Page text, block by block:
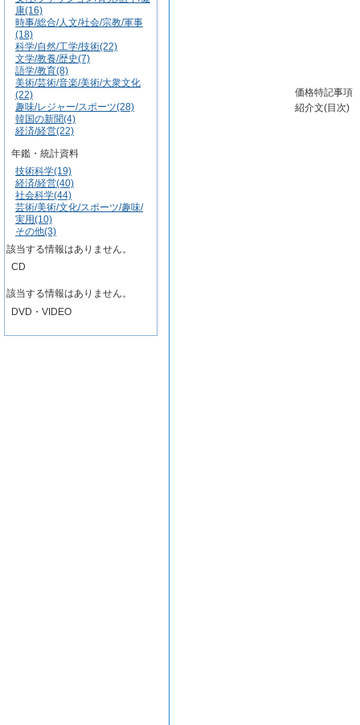
康(16)
時事/総合/人文/社会/宗教/軍事
(18)
科学/自然/工学/技術(22)
文学/教養/歴史(7)
語学/教育(8)
美術/芸術/音楽/美術/大衆文化
(22)
趣味/レジャー/スポーツ(28)
韓国の新聞(4)
経済/経営(22)
年鑑・統計資料
技術科学(19)
経済/経営(40)
社会科学(44)
芸術/美術/文化/スポーツ/趣味/
実用(10)
その他(3)
該当する情報はありません。
CD
該当する情報はありません。
DVD・VIDEO
価格特記事項
紹介文(目次)